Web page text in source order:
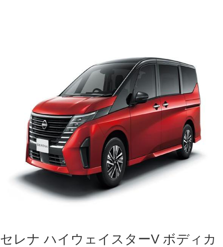
セレナ ハイウェイスターV ボディカ